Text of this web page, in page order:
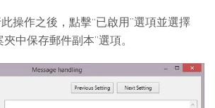
操作之後，點擊“已啟用”選項並選擇
中保存郵件副本”選項。